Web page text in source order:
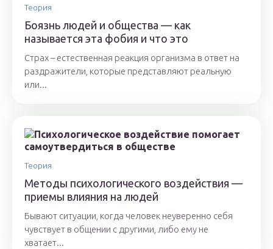
Теория
Боязнь людей и общества — как
называется эта фобия и что это
Страх – естественная реакция организма в ответ на
раздражители, которые представляют реальную
или...
Теория
Методы психологического воздействия —
приемы влияния на людей
Бывают ситуации, когда человек неуверенно себя
чувствует в общении с другими, либо ему не
хватает...